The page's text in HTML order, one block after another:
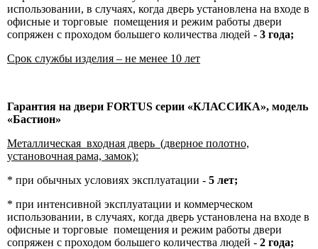
использовании, в случаях, когда дверь установлена на входе в
офисные и торговые помещения и режим работы двери
сопряжен с проходом большего количества людей - 3 года;
Срок службы изделия – не менее 10 лет
Гарантия на двери FORTUS серии «КЛАССИКА», модель
«Бастион»
Металлическая входная дверь (дверное полотно,
установочная рама, замок):
* при обычных условиях эксплуатации - 5 лет;
* при интенсивной эксплуатации и коммерческом
использовании, в случаях, когда дверь установлена на входе в
офисные и торговые помещения и режим работы двери
сопряжен с проходом большего количества людей - 2 года;